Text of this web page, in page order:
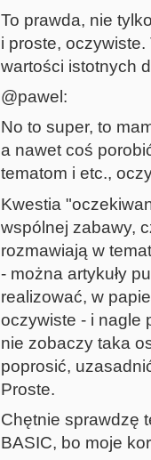
To prawda, nie
i proste,
wartości istotnych
@pawel:
No to super, to
a nawet coś
tematom i etc.,
Kwestia
wspólnej zabawy,
rozmawiają w
- można artykuły
realizować, w
oczywiste - i nagle
nie zobaczy taka
poprosić,
Proste.
Chętnie sprawdzę
BASIC, bo moje